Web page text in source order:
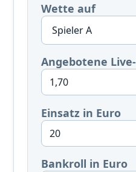
Wette auf
Angebotene
Einsatz in Euro
Bankroll in Euro